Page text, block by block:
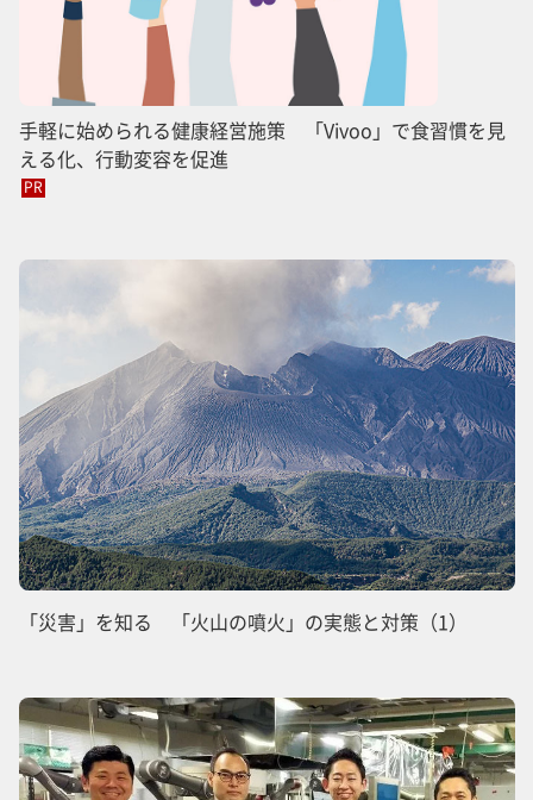
手軽に始められる健康経営施策 「Vivoo」で食習慣を見
える化、行動変容を促進
PR
「災害」を知る 「火山の噴火」の実態と対策（1）